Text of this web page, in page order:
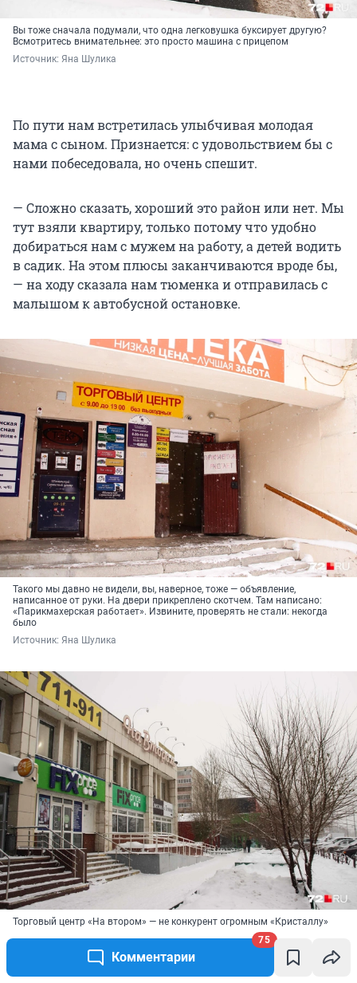
Комментарии
75
Вы тоже сначала подумали, что одна легковушка буксирует другую?
Всмотритесь внимательнее: это просто машина с прицепом
Источник: Яна Шулика
По пути нам встретилась улыбчивая молодая
мама с сыном. Признается: с удовольствием бы с
нами побеседовала, но очень спешит.
— Сложно сказать, хороший это район или нет. Мы
тут взяли квартиру, только потому что удобно
добираться нам с мужем на работу, а детей водить
в садик. На этом плюсы заканчиваются вроде бы,
— на ходу сказала нам тюменка и отправилась с
малышом к автобусной остановке.
Такого мы давно не видели, вы, наверное, тоже — объявление,
написанное от руки. На двери прикреплено скотчем. Там написано:
«Парикмахерская работает». Извините, проверять не стали: некогда
было
Источник: Яна Шулика
Торговый центр «На втором» — не конкурент огромным «Кристаллу»
и «Сити Моллу», но жителям окрестных домов он очень по душе
Яна Шулика